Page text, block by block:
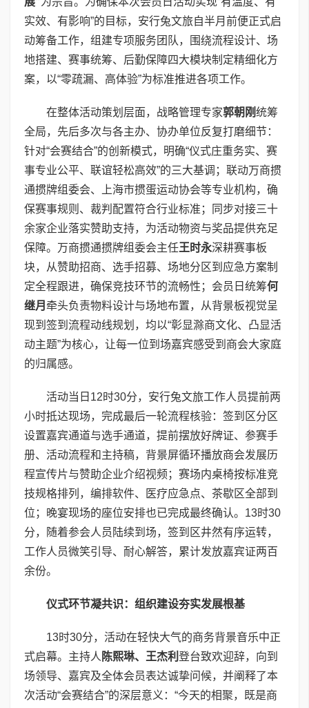
实效、有影响”的目标，安行兔文旅自半月前便正式启
动筹备工作，组建专项服务团队，围绕流程设计、场
地搭建、赛事统筹、后勤保障四大模块制定精细化方
案，以“零疏漏、高体验”为标准推进各项工作。
在整体活动策划层面，战略管理专家郭朝刚统筹
全局，先后多次与各主办、协办单位反复打磨细节：
针对“会赛结合”的创新模式，明确“仪式庄重务实、赛
事专业公平、联谊轻松高效”的三大基调；联动万商掼
通掼牌组委会、上海市掼蛋运动协会等专业机构，确
保赛事规则、裁判配置符合行业标准；同步对接三十
余家企业落实赞助支持，为活动物资与奖品提供充足
保障。万商掼通掼牌组委会主任王时永深耕赛事板
块，从赞助招商、选手招募、场地分区到应急方案制
定全程跟进，确保竞技环节的流畅性；会员日统筹何
继月 牵头负责物料设计与场地布置，从背景板视觉呈
现到签到流程动线规划，均以“彰显滁商文化、凸显活
动主题”为核心，让每一位到场嘉宾感受到商会大家庭
的归属感。
活动当日12时30分，安行兔文旅工作人员提前两
小时抵达现场，完成最后一轮流程核验：签到区分区
设置嘉宾通道与选手通道，提前摆放好牌证、参赛手
册、活动流程和主持稿，背景屏循环播放商会发展历
程宣传片与赞助企业介绍视频；赛场内桌椅按标准竞
技规格排列，编排软件、医疗应急点、茶歇区全部到
位；晚宴现场的座位安排也已完成最终确认。13时30
分，随着参会人员陆续到场，签到区井然有序运转，
工作人员微笑引导、耐心解答，累计发放嘉宾证两百
余份。
仪式环节凝共识：组织建设夯实发展根基
13时30分，活动在轻快大气的商务背景音乐中正
式启幕。主持人 陈熙琳、王杰利 登台致欢迎辞，向到
场领导、嘉宾及全体会员表达诚挚问候，并阐释了本
次活动“会赛结合”的深层意义：“今天的相聚，既是商